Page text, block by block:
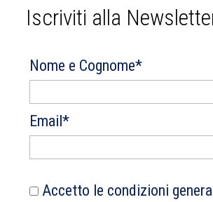
Iscriviti alla
Nome e Cognome*
Email*
Accetto le condizioni